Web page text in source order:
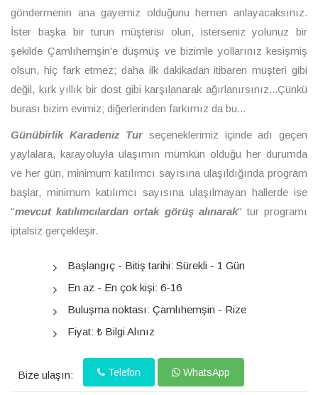
göndermenin ana gayemiz olduğunu hemen anlayacaksınız.
İster başka bir turun müşterisi olun, isterseniz yolunuz bir
şekilde Çamlıhemşin'e düşmüş ve bizimle yollarınız kesişmiş
olsun, hiç fark etmez; daha ilk dakikadan itibaren müşteri gibi
değil, kırk yıllık bir dost gibi karşılanarak ağırlanırsınız...Çünkü
burası bizim evimiz; diğerlerinden farkımız da bu...
Günübirlik Karadeniz Turseçeneklerimiz içinde adı geçen
yaylalara, karayoluyla ulaşımın mümkün olduğu her durumda
ve her gün, minimum katılımcı sayısına ulaşıldığında program
başlar, minimum katılımcı sayısına ulaşılmayan hallerde ise
"mevcut katılımcılardan ortak görüş alınarak" tur programı
iptalsiz gerçekleşir.
Başlangıç - Bitiş tarihi: Sürekli - 1 Gün
En az - En çok kişi: 6-16
Buluşma noktası: Çamlıhemşin - Rize
Fiyat: ₺ Bilgi Alınız
Bize ulaşın: Telefon WhatsApp